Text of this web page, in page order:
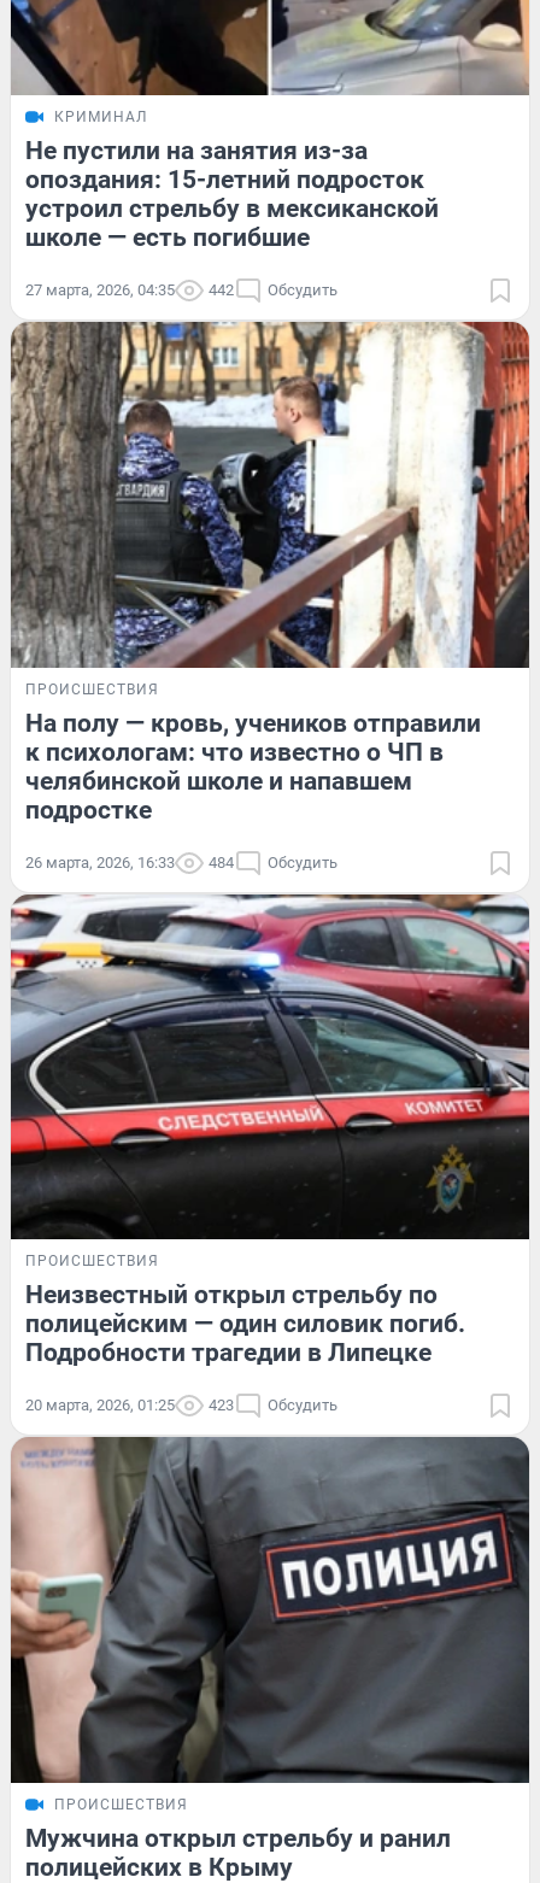
КРИМИНАЛ
Не пустили на занятия из-за
опоздания: 15-летний подросток
устроил стрельбу в мексиканской
школе — есть погибшие
27 марта, 2026, 04:35 442 Обсудить
ПРОИСШЕСТВИЯ
На полу — кровь, учеников отправили
к психологам: что известно о ЧП в
челябинской школе и напавшем
подростке
26 марта, 2026, 16:33 484 Обсудить
ПРОИСШЕСТВИЯ
Неизвестный открыл стрельбу по
полицейским — один силовик погиб.
Подробности трагедии в Липецке
20 марта, 2026, 01:25 423 Обсудить
ПРОИСШЕСТВИЯ
Мужчина открыл стрельбу и ранил
полицейских в Крыму